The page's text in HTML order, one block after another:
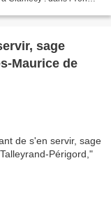
sage